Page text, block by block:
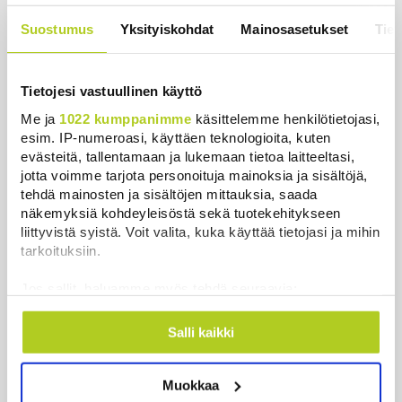
Suostumus Yksityiskohdat Mainosasetukset
Tietojesi vastuullinen käyttö
Me ja 1022 kumppanimme käsittelemme henkilötietojasi,
esim. IP-numeroasi, käyttäen teknologioita, kuten
evästeitä, tallentamaan ja lukemaan tietoa laitteeltasi,
jotta voimme tarjota personoituja mainoksia ja sisältöjä,
tehdä mainosten ja sisältöjen mittauksia, saada
näkemyksiä kohdeyleisöstä sekä tuotekehitykseen
liittyvistä syistä. Voit valita, kuka käyttää tietojasi ja mihin
tarkoituksiin.
Kerätä tietoja maantieteellisestä sijainnistasi,
mahdollisesti muutaman metrin tarkkuudella
ominaispiirteitä aktiivisesti (sormenjäljen
Salli kaikki
Muokkaa
uutinen – ”Kokoomus maksaa siitä
hintaa”
Uutiset | 6.8.2026 11:56
Uutiset
Uusimmat Luetuimmat